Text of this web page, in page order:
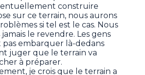
construire
sur ce terrain, nous aurons
si tel est le cas. Nous
le revendre. Les gens
embarquer là-dedans
juger que le terrain va
à préparer.
je crois que le terrain a